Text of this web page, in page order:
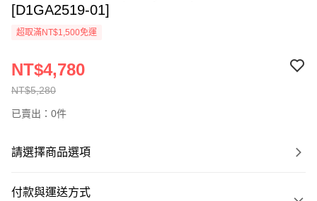
[D1GA2519-01]
超取滿NT$1,500免運
NT$5,280
NT$4,780
已賣出：0件
請選擇商品選項
付款與運送方式